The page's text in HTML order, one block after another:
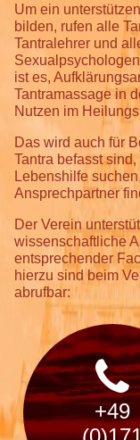
Um ein
bilden, rufen alle
Tantralehrer und
ist es,
Tantramassage in
Nutzen im
Das wird auch für
Tantra befasst
Lebenshilfe
Ansprechpartner
Der Verein
wissenschaftliche
entsprechender
hierzu sind beim
abrufbar:
+49